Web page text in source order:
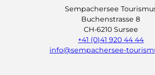
Sempachersee
Buchenstrasse 8
CH-6210 Sursee
+41 (0)41 920 44 44
info@sempachersee-